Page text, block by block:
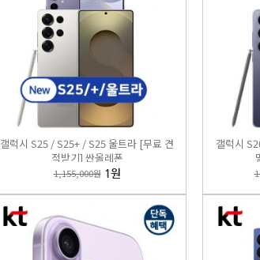
갤럭시 S26 / S26플러스 / S26울트라 [
BEST
3
갤럭시 S25 / S25+ / S25 울트라 [무료 견
적받기] 싼올레폰
1,155,000원 1원
갤럭시